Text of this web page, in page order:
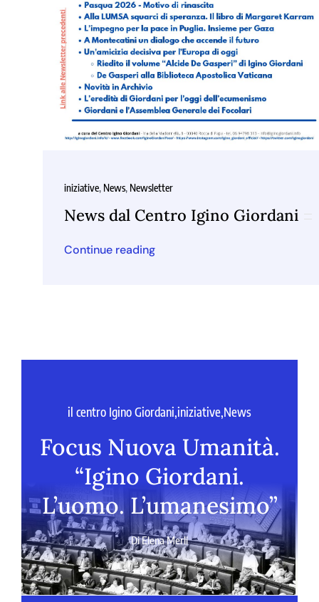
iniziative, News, Newsletter
News dal Centro Igino Giordani
Continue reading
il centro Igino Giordani,iniziative,News
Focus Nuova Umanità.
“Igino Giordani.
L’uomo. L’umanesimo”
DiElena Merli